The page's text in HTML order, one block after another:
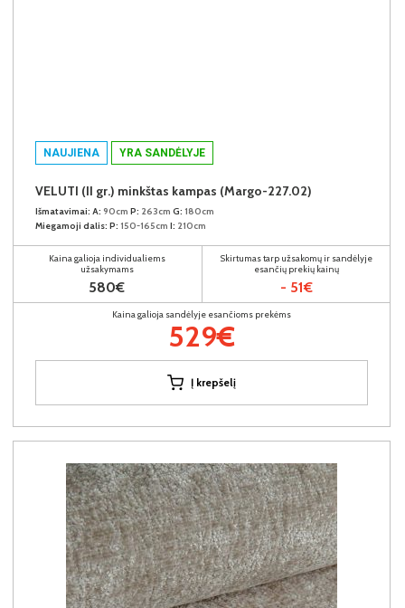
NAUJIENA YRA SANDĖLYJE
VELUTI (II gr.) minkštas kampas (Margo-227.02)
Išmatavimai: A: 90cm P: 263cm G: 180cm
Miegamoji dalis: P: 150-165cm I: 210cm
Kaina galioja individualiems
užsakymams
580€
Skirtumas tarp užsakomų ir sandėlyje
esančių prekių kainų
- 51€
Kaina galioja sandėlyje esančioms prekėms
529€
Į krepšelį